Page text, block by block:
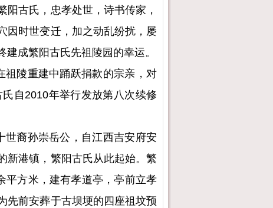
古氏，忠孝处世，诗书传家，
因时世变迁，加之动乱纷扰，屡
成繁阳古氏先祖陵园的幸运。
祖陵重建中踊跃捐款的宗亲，对
自2010年举行发放第八次续修
裔孙崇岳公，自江西吉安府安
新港镇，繁阳古氏从此起始。繁
平方米，建有孝道亭，亭前立孝
先前安葬于古坝埂的四座祖坟预